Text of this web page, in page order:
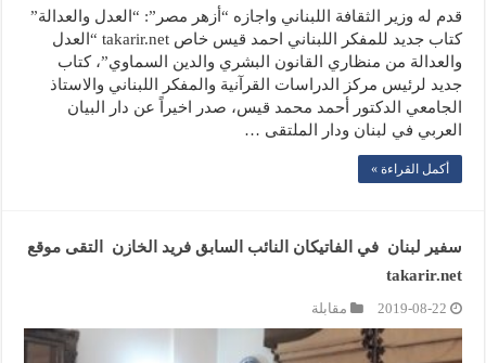
قدم له وزير الثقافة اللبناني واجازه “أزهر مصر”: “العدل والعدالة”
كتاب جديد للمفكر اللبناني احمد قيس خاص takarir.net “العدل
والعدالة من منظاري القانون البشري والدين السماوي”، كتاب
جديد لرئيس مركز الدراسات القرآنية والمفكر اللبناني والاستاذ
الجامعي الدكتور أحمد محمد قيس، صدر اخيراً عن دار البيان
العربي في لبنان ودار الملتقى …
أكمل القراءة »
سفير لبنان في الفاتيكان النائب السابق فريد الخازن التقى موقع
takarir.net
2019-08-22 مقابلة